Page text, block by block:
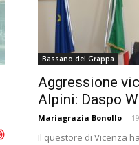
Bassano del Grappa
Aggressione
Alpini: Daspo
Mariagrazia Bonollo -
Il questore di Vicenza